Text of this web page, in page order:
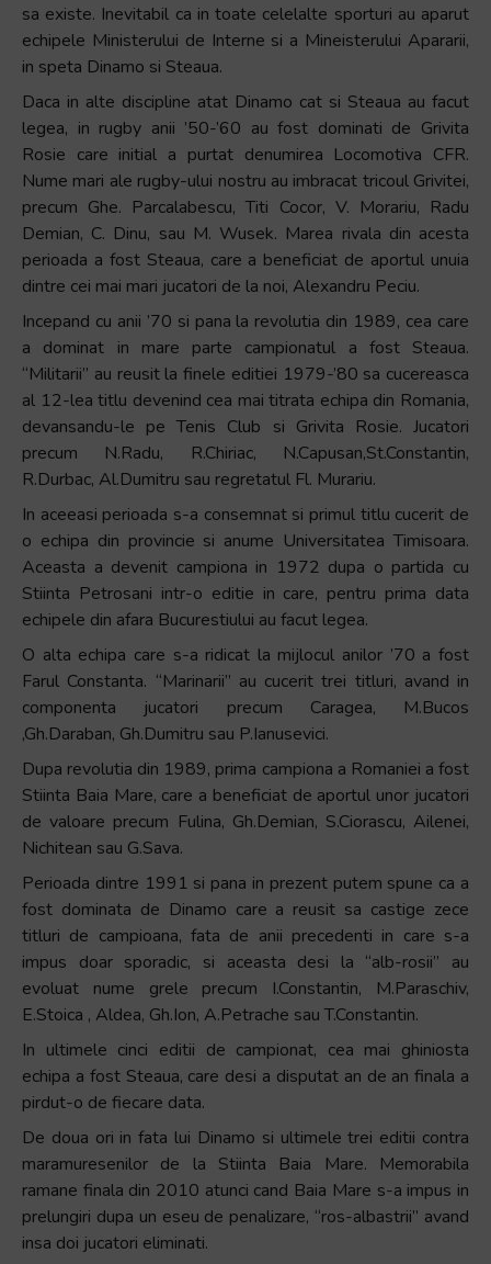
conținutul.
sa existe. Inevitabil ca in toate celelalte sporturi au aparut
echipele Ministerului de Interne si a Mineisterului Apararii,
in speta Dinamo si Steaua.
Daca in alte discipline atat Dinamo cat si Steaua au facut
legea, in rugby anii ’50-’60 au fost dominati de Grivita
Rosie care initial a purtat denumirea Locomotiva CFR.
Nume mari ale rugby-ului nostru au imbracat tricoul Grivitei,
precum Ghe. Parcalabescu, Titi Cocor, V. Morariu, Radu
Demian, C. Dinu, sau M. Wusek. Marea rivala din acesta
perioada a fost Steaua, care a beneficiat de aportul unuia
dintre cei mai mari jucatori de la noi, Alexandru Peciu.
Incepand cu anii ’70 si pana la revolutia din 1989, cea care
a dominat in mare parte campionatul a fost Steaua.
“Militarii” au reusit la finele editiei 1979-’80 sa cucereasca
al 12-lea titlu devenind cea mai titrata echipa din Romania,
devansandu-le pe Tenis Club si Grivita Rosie. Jucatori
precum N.Radu, R.Chiriac, N.Capusan,St.Constantin,
R.Durbac, Al.Dumitru sau regretatul Fl. Murariu.
In aceeasi perioada s-a consemnat si primul titlu cucerit de
o echipa din provincie si anume Universitatea Timisoara.
Aceasta a devenit campiona in 1972 dupa o partida cu
Stiinta Petrosani intr-o editie in care, pentru prima data
echipele din afara Bucurestiului au facut legea.
O alta echipa care s-a ridicat la mijlocul anilor ’70 a fost
Farul Constanta. “Marinarii” au cucerit trei titluri, avand in
componenta jucatori precum Caragea, M.Bucos
,Gh.Daraban, Gh.Dumitru sau P.Ianusevici.
Dupa revolutia din 1989, prima campiona a Romaniei a fost
Stiinta Baia Mare, care a beneficiat de aportul unor jucatori
de valoare precum Fulina, Gh.Demian, S.Ciorascu, Ailenei,
Nichitean sau G.Sava.
Perioada dintre 1991 si pana in prezent putem spune ca a
fost dominata de Dinamo care a reusit sa castige zece
titluri de campioana, fata de anii precedenti in care s-a
impus doar sporadic, si aceasta desi la “alb-rosii” au
evoluat nume grele precum I.Constantin, M.Paraschiv,
E.Stoica , Aldea, Gh.Ion, A.Petrache sau T.Constantin.
In ultimele cinci editii de campionat, cea mai ghiniosta
echipa a fost Steaua, care desi a disputat an de an finala a
pirdut-o de fiecare data.
De doua ori in fata lui Dinamo si ultimele trei editii contra
maramuresenilor de la Stiinta Baia Mare. Memorabila
ramane finala din 2010 atunci cand Baia Mare s-a impus in
prelungiri dupa un eseu de penalizare, “ros-albastrii” avand
insa doi jucatori eliminati.